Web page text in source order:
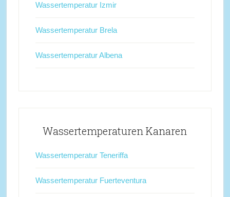
Wassertemperatur Izmir
Wassertemperatur Brela
Wassertemperatur Albena
Wassertemperaturen Kanaren
Wassertemperatur Teneriffa
Wassertemperatur Fuerteventura